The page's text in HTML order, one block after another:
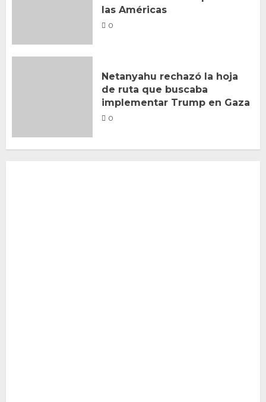
las Américas
0
Netanyahu rechazó la hoja
de ruta que buscaba
implementar Trump en Gaza
0